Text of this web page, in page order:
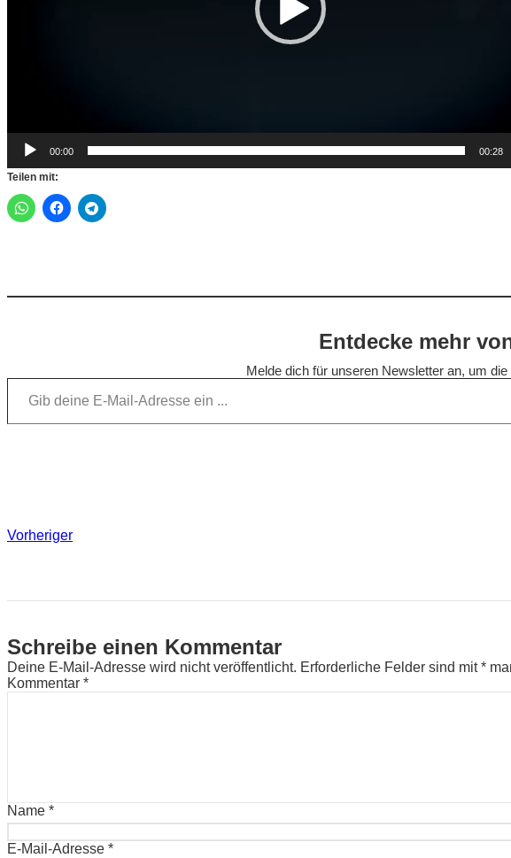
00:00 00:28
Teilen mit:
Entdecke mehr
Melde dich für unseren Newsletter an, um
Gib deine E-Mail-Adresse ein …
Vorheriger
Schreibe einen Kommentar
Deine E-Mail-Adresse wird nicht veröffentlicht. Erforderliche Felder sind mit*
Kommentar *
Name *
E-Mail-Adresse *